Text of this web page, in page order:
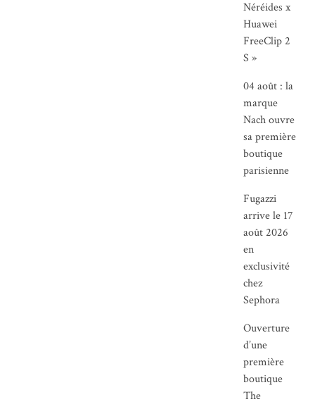
Néréides x
Huawei
FreeClip 2
S »
04 août : la
marque
Nach ouvre
sa première
boutique
parisienne
Fugazzi
arrive le 17
août 2026
en
exclusivité
chez
Sephora
Ouverture
d’une
première
boutique
The